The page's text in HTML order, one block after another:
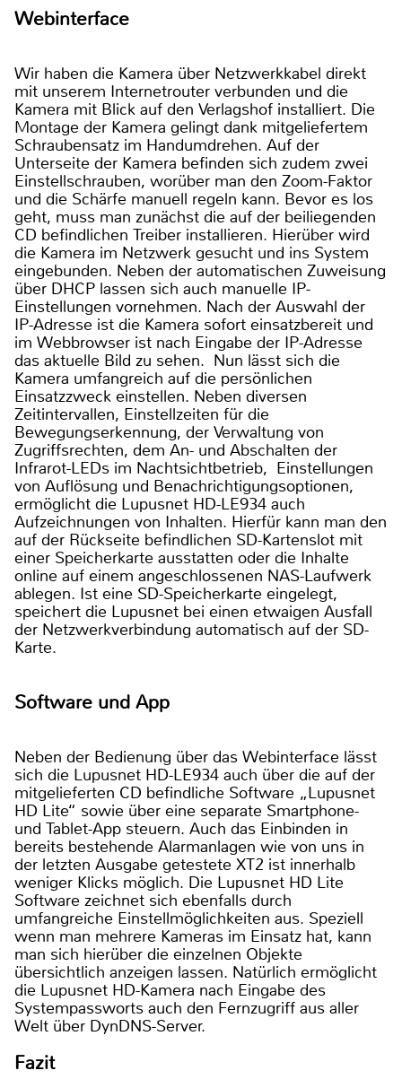
Webinterface
Wir haben die Kamera über Netzwerkkabel direkt
mit unserem Internetrouter verbunden und die
Kamera mit Blick auf den Verlagshof installiert. Die
Montage der Kamera gelingt dank mitgeliefertem
Schraubensatz im Handumdrehen. Auf der
Unterseite der Kamera befinden sich zudem zwei
Einstellschrauben, worüber man den Zoom-Faktor
und die Schärfe manuell regeln kann. Bevor es los
geht, muss man zunächst die auf der beiliegenden
CD befindlichen Treiber installieren. Hierüber wird
die Kamera im Netzwerk gesucht und ins System
eingebunden. Neben der automatischen Zuweisung
über DHCP lassen sich auch manuelle IP-
Einstellungen vornehmen. Nach der Auswahl der
IP-Adresse ist die Kamera sofort einsatzbereit und
im Webbrowser ist nach Eingabe der IP-Adresse
das aktuelle Bild zu sehen. Nun lässt sich die
Kamera umfangreich auf die persönlichen
Einsatzzweck einstellen. Neben diversen
Zeitintervallen, Einstellzeiten für die
Bewegungserkennung, der Verwaltung von
Zugriffsrechten, dem An- und Abschalten der
Infrarot-LEDs im Nachtsichtbetrieb, Einstellungen
von Auflösung und Benachrichtigungsoptionen,
ermöglicht die Lupusnet HD-LE934 auch
Aufzeichnungen von Inhalten. Hierfür kann man den
auf der Rückseite befindlichen SD-Kartenslot mit
einer Speicherkarte ausstatten oder die Inhalte
online auf einem angeschlossenen NAS-Laufwerk
ablegen. Ist eine SD-Speicherkarte eingelegt,
speichert die Lupusnet bei einen etwaigen Ausfall
der Netzwerkverbindung automatisch auf der SD-
Karte.
Software und App
Neben der Bedienung über das Webinterface lässt
sich die Lupusnet HD-LE934 auch über die auf der
mitgelieferten CD befindliche Software „Lupusnet
HD Lite“ sowie über eine separate Smartphone-
und Tablet-App steuern. Auch das Einbinden in
bereits bestehende Alarmanlagen wie von uns in
der letzten Ausgabe getestete XT2 ist innerhalb
weniger Klicks möglich. Die Lupusnet HD Lite
Software zeichnet sich ebenfalls durch
umfangreiche Einstellmöglichkeiten aus. Speziell
wenn man mehrere Kameras im Einsatz hat, kann
man sich hierüber die einzelnen Objekte
übersichtlich anzeigen lassen. Natürlich ermöglicht
die Lupusnet HD-Kamera nach Eingabe des
Systempassworts auch den Fernzugriff aus aller
Welt über DynDNS-Server.
Fazit